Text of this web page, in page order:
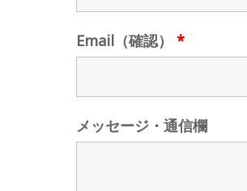
Email（確認） *
メッセージ・通信欄